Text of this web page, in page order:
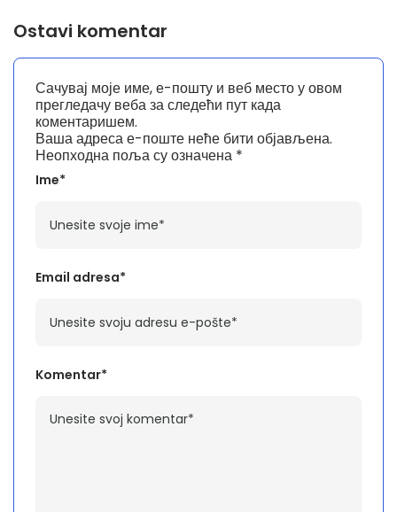
Ostavi komentar
Ваша адреса е-поште неће бити објављена.
Неопходна поља су означена *
Komentar*
Ime*
Email adresa*
Сачувај моје име, е-пошту и веб место у овом
прегледачу веба за следећи пут када
коментаришем.